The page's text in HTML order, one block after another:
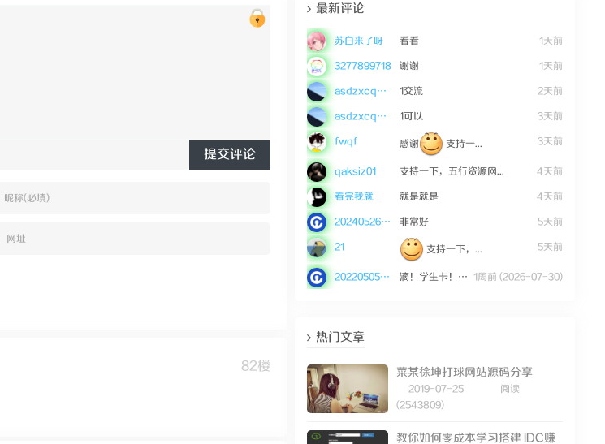
提交评论
82楼
最新评论
1天前
苏白来了呀 看看
1天前
3277899718 谢谢
2天前
asdzxcqwe123 1交流
3天前
asdzxcqwe123 1可以
3天前
fwqf 感谢 支持一...
4天前
qaksiz01 支持一下，五行资源网...
4天前
看完我就 就是就是
5天前
20240526mWZ36 非常好
5天前
21 支持一下，...
1周前 (2026-07-30)
20220505tEGK9 滴！学生卡！请上车的...
热门文章
菜某徐坤打球网站源码分享
2019-07-25
阅读
(2543809)
教你如何零成本学习搭建 IDC赚